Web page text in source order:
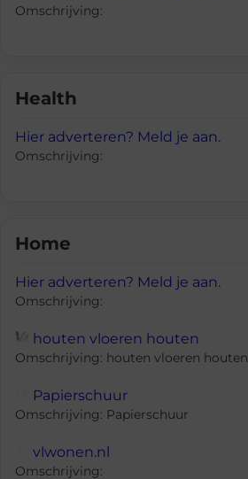
Omschrijving:
Health
Hier adverteren? Meld je aan.
Omschrijving:
Home
Hier adverteren? Meld je aan.
Omschrijving:
houten vloeren houten
Omschrijving: houten vloeren houten
Papierschuur
Omschrijving: Papierschuur
vlwonen.nl
Omschrijving: